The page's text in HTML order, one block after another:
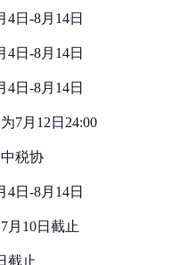
日-8月14日
日-8月14日
日-8月14日
7月12日24:00
税协
日-8月14日
月10日截止
截止